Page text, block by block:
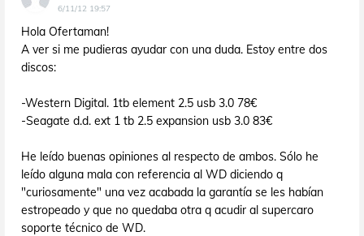
6/11/12 19:57
Hola Ofertaman!
A ver si me pudieras ayudar con una duda. Estoy entre dos
discos:
-Western Digital. 1tb element 2.5 usb 3.0 78€
-Seagate d.d. ext 1 tb 2.5 expansion usb 3.0 83€
He leído buenas opiniones al respecto de ambos. Sólo he
leído alguna mala con referencia al WD diciendo q
"curiosamente" una vez acabada la garantía se les habían
estropeado y que no quedaba otra q acudir al supercaro
soporte técnico de WD.